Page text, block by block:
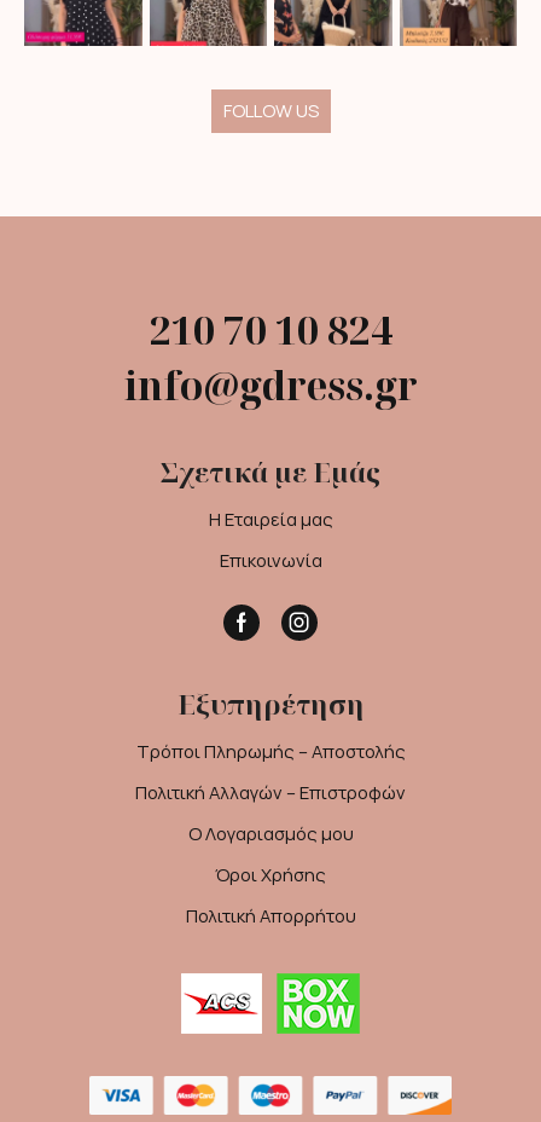
FOLLOW US
210 70 10 824
info@gdress.gr
Σχετικά με Εμάς
Η Εταιρεία μας
Επικοινωνία
FacebookInstagram
Εξυπηρέτηση
Τρόποι Πληρωμής – Αποστολής
Πολιτική Αλλαγών – Επιστροφών
Ο Λογαριασμός μου
Όροι Χρήσης
Πολιτική Απορρήτου